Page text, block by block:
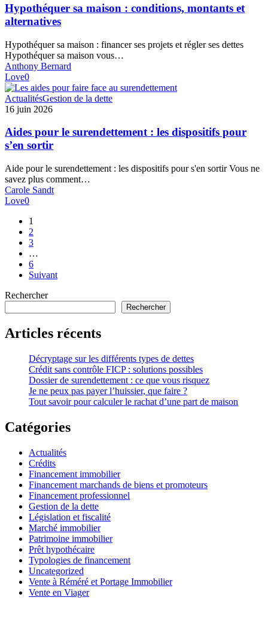
conditions,
montants
et
Hypothéquer sa maison : conditions, montants et
alternatives
Hypothéquer sa maison : financer ses projets et régler ses dettes
Hypothéquer sa maison vous…
Anthony Bernard
Love0
Aides
pour
surendettement
les
pour
s’en
sortir
ActualitésGestion de la dette
16 juin 2026
Aides pour le surendettement : les dispositifs pour
s’en sortir
Aide pour le surendettement : les dispositifs pour s'en sortir Vous ne
savez plus comment…
Carole Sandt
Love0
1
2
3
…
6
Suivant
Rechercher
Rechercher
Articles récents
Décryptage sur les différents types de dettes
Crédit sans contrôle FICP : solutions possibles
Dossier de surendettement : ce que vous risquez
Je ne peux pas payer l’huissier, que faire ?
Tout savoir pour calculer le rachat d’une part de maison
Catégories
Actualités
Crédits
Financement immobilier
Financement marchands de biens et promoteurs
Financement professionnel
Gestion de la dette
Législation et fiscalité
Marché immobilier
Patrimoine immobilier
Prêt hypothécaire
Typologies de financement
Uncategorized
Vente à Réméré et Portage Immobilier
Vente en Viager